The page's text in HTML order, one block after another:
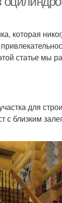
которая
статье мы
для
близким